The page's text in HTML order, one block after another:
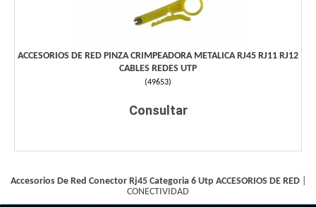
ACCESORIOS DE RED PINZA CRIMPEADORA METALICA RJ45 RJ11 RJ12
CABLES REDES UTP
(49653)
Consultar
Accesorios De Red Conector Rj45 Categoria 6 Utp ACCESORIOS DE RED|
CONECTIVIDAD